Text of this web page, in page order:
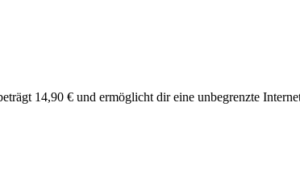
14,90 € und ermöglicht dir eine unbegrenzte